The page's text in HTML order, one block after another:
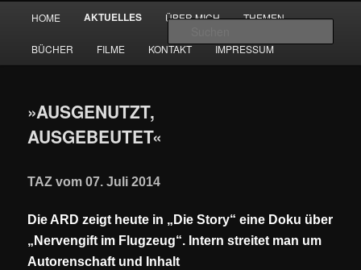
wechseln
timvanbeveren.de
HOME AKTUELLES ÜBER MICH THEMEN
BÜCHER FILME KONTAKT IMPRESSUM
»AUSGENUTZT,
AUSGEBEUTET«
TAZ vom 07. Juli 2014
Die ARD zeigt heute in „Die Story“ eine Doku über
„Nervengift im Flugzeug“. Intern streitet man um
Autorenschaft und Inhalt